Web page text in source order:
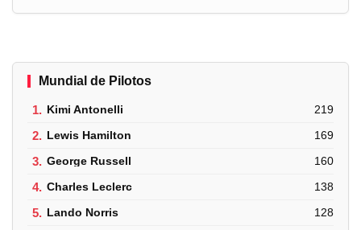
Mundial de Pilotos
1. Kimi Antonelli 219
2. Lewis Hamilton 169
3. George Russell 160
4. Charles Leclerc 138
5. Lando Norris 128